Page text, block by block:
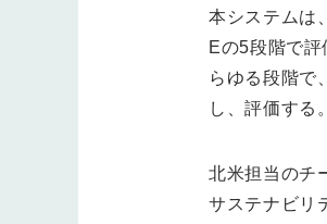
本システムは
Eの5段階で
らゆる段階で
し、評価する。
北米担当のチ
サステナビリ